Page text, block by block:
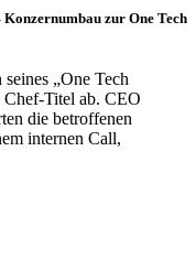
zur One Tech
„One Tech
Chef-Titel ab. CEO
die betroffenen
internen Call,